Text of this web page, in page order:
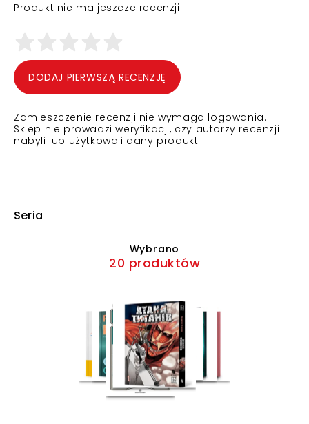
Produkt nie ma jeszcze recenzji.
DODAJ PIERWSZĄ RECENZJĘ
Zamieszczenie recenzji nie wymaga logowania.
Sklep nie prowadzi weryfikacji, czy autorzy recenzji
nabyli lub użytkowali dany produkt.
Seria
Wybrano
20 produktów